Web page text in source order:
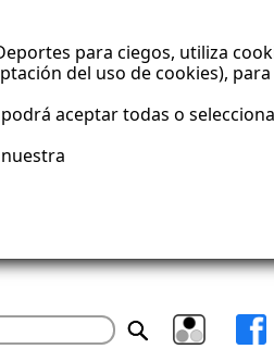
para ciegos, utiliza
del uso de cookies),
aceptar todas o